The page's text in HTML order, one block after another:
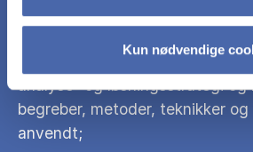
Kun nødvendige
problemløsningsproces,
analyse- og løsningsstrategi og
begreber, metoder, teknikker
anvendt;